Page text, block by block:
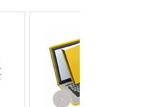
›